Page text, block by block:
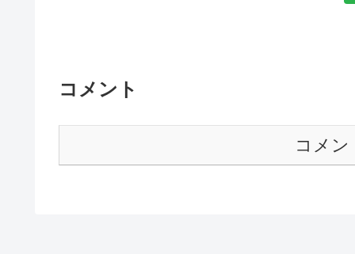
コメント
コメン